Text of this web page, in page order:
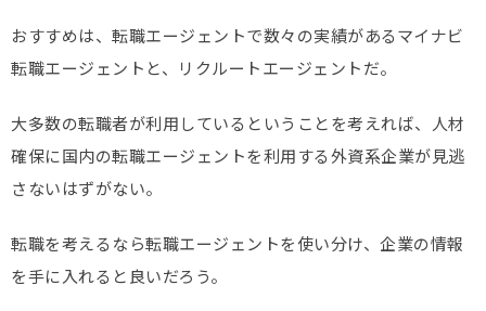
おすすめは、転職エージェントで数々の実績があるマイナビ
転職エージェントと、リクルートエージェントだ。
大多数の転職者が利用しているということを考えれば、人材
確保に国内の転職エージェントを利用する外資系企業が見逃
さないはずがない。
転職を考えるなら転職エージェントを使い分け、企業の情報
を手に入れると良いだろう。